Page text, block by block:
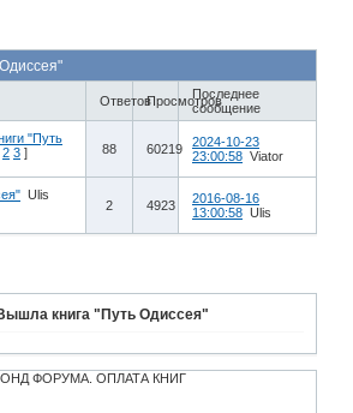
ОтветовПросмотровПоследнее
сообщение
"Путь
2 3 ] 88 60219
2024-10-23
23:00:58 Viator
Ulis
2 4923
2016-08-16
13:00:58 Ulis
книга "Путь Одиссея"
ФОРУМА. ОПЛАТА КНИГ